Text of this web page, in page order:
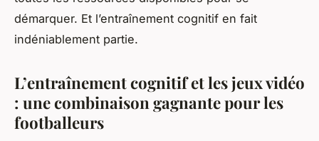
démarquer. Et l’entraînement cognitif en fait
indéniablement partie.
L’entraînement cognitif et les jeux vidéo
: une combinaison gagnante pour les
footballeurs